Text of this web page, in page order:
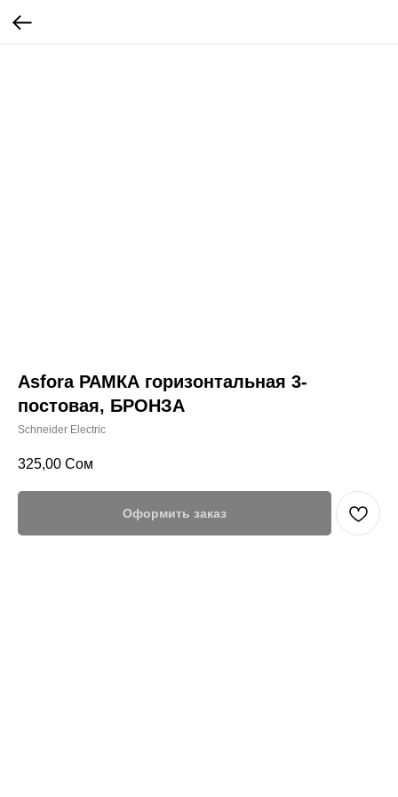
Asfora РАМКА горизонтальная 3-
постовая, БРОНЗА
Schneider Electric
325,00 Сом
Оформить заказ